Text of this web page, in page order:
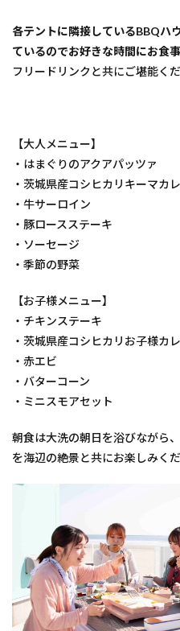
各テントに隣接しているBBQハ
ているのでお好きな時間にお食
フリードリンクと共にご堪能くだ
【大人メニュー】
・はまぐりのアクアパッツァ
・茨城県産コシヒカリキーマカ
・牛サーロイン
・豚ロースステーキ
・ソーセージ
・季節の野菜
【お子様メニュー】
・チキンステーキ
・茨城県産コシヒカリお子様カ
・赤エビ
・バターコーン
・ミニスモアセット
朝食は大洗の朝日を浴びながら
を海辺の絶景と共にお楽しみくだ